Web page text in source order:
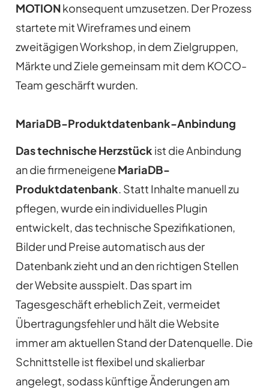
MOTIONkonsequent umzusetzen. Der Prozess
startete mit Wireframes und einem
zweitägigen Workshop, in dem Zielgruppen,
Märkte und Ziele gemeinsam mit dem KOCO-
Team geschärft wurden.
MariaDB-Produktdatenbank-Anbindung
Das technische Herzstück ist die Anbindung
an die firmeneigeneMariaDB-
Produktdatenbank. Statt Inhalte manuell zu
pflegen, wurde ein individuelles Plugin
entwickelt, das technische Spezifikationen,
Bilder und Preise automatisch aus der
Datenbank zieht und an den richtigen Stellen
der Website ausspielt. Das spart im
Tagesgeschäft erheblich Zeit, vermeidet
Übertragungsfehler und hält die Website
immer am aktuellen Stand der Datenquelle. Die
Schnittstelle ist flexibel und skalierbar
angelegt, sodass künftige Änderungen am